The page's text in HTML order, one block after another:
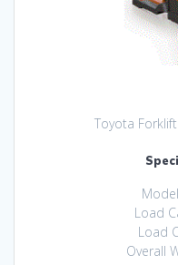
Toyota
Load
Load
Overall